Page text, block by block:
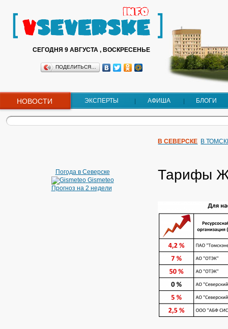
СЕГОДНЯ 9 АВГУСТА , ВОСКРЕСЕНЬЕ
ПОДЕЛИТЬСЯ…
НОВОСТИ ЭКСПЕРТЫ АФИША БЛОГИ
Погода в Северске
Gismeteo
Прогноз на 2 недели
В СЕВЕРСКЕ В
Тарифы